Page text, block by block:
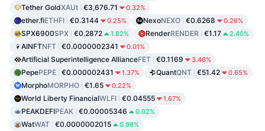
Tether GoldXAUt €3,676.71 0.32%
ether.fiETHFI €0.3144 0.25% NexoNEXO €0.6268 0.26%
SPX6900SPX €0.2872 1.82% RenderRENDER €1.17 2.40%
AINFTNFT €0.0000002341 0.01%
Artificial Superintelligence AllianceFET €0.1169 3.46%
PepePEPE €0.000002431 1.37% QuantQNT €51.42 0.65%
MorphoMORPHO €1.65 0.22%
World Liberty FinancialWLFI €0.04555 1.67%
PEAKDEFIPEAK €0.00005346 0.02%
WatWAT €0.0000002015 0.98%